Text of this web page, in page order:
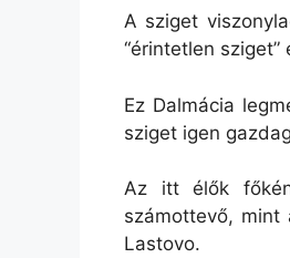
A sziget
“érintetlen
Ez Dalmácia
sziget igen
Az itt élők
számottevő, mint
Lastovo.